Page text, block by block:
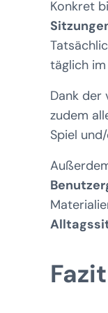
Konkret
täglich
Dank der
zudem
Spiel
Fazit